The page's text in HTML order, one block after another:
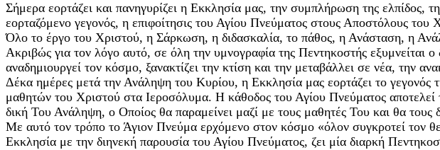
Σήμερα εορτάζει και πανηγυρίζει η Εκκλησία μας, την συμπλήρωση της ελπίδος,
εορταζόμενο γεγονός, η επιφοίτησις του Αγίου Πνεύματος στους Αποστόλους
Όλο το έργο του Χριστού, η Σάρκωση, η διδασκαλία, το πάθος, η Ανάσταση, η
Ακριβώς για τον λόγο αυτό, σε όλη την υμνογραφία της Πεντηκοστής
αναδημιουργεί τον κόσμο, ξανακτίζει την κτίση και την μεταβάλλει σε νέα, την
Δέκα ημέρες μετά την Ανάληψη του Κυρίου, η Εκκλησία μας εορτάζει το γεγονός
μαθητών του Χριστού στα Ιεροσόλυμα. Η κάθοδος του Αγίου Πνεύματος
δική Του Ανάληψη, ο Οποίος θα παραμείνει μαζί με τους μαθητές Του και θα τους
Με αυτό τον τρόπο το Άγιον Πνεύμα ερχόμενο στον κόσμο «όλον συγκροτεί τον
Εκκλησία με την διηνεκή παρουσία του Αγίου Πνεύματος, ζει μία διαρκή